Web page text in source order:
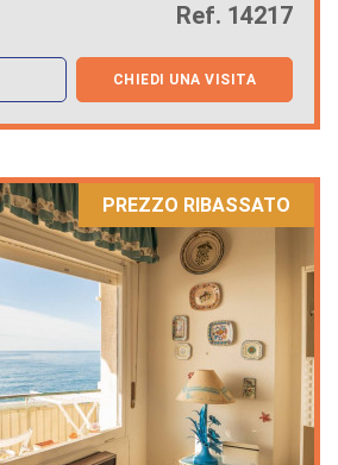
Ref. 14217
CHIEDI UNA VISITA
PREZZO RIBASSATO